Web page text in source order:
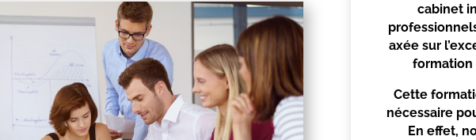
cabinet
axée sur
formation
Cette
nécessaire
En effet,